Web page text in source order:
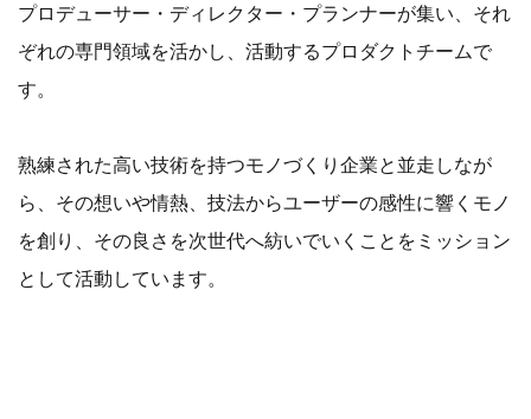
プロデューサー・ディレクター・プランナーが集い、それ
ぞれの専門領域を活かし、活動するプロダクトチームで
す。
熟練された高い技術を持つモノづくり企業と並走しなが
ら、その想いや情熱、技法からユーザーの感性に響くモノ
を創り、その良さを次世代へ紡いでいくことをミッション
として活動しています。